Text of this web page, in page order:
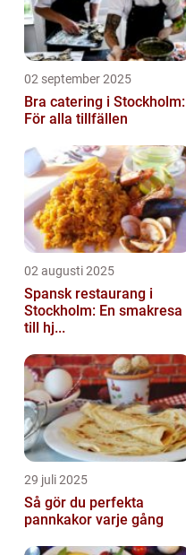
02 september 2025
Bra catering i Stockholm:
För alla tillfällen
02 augusti 2025
Spansk restaurang i
Stockholm: En smakresa
till hj...
29 juli 2025
Så gör du perfekta
pannkakor varje gång